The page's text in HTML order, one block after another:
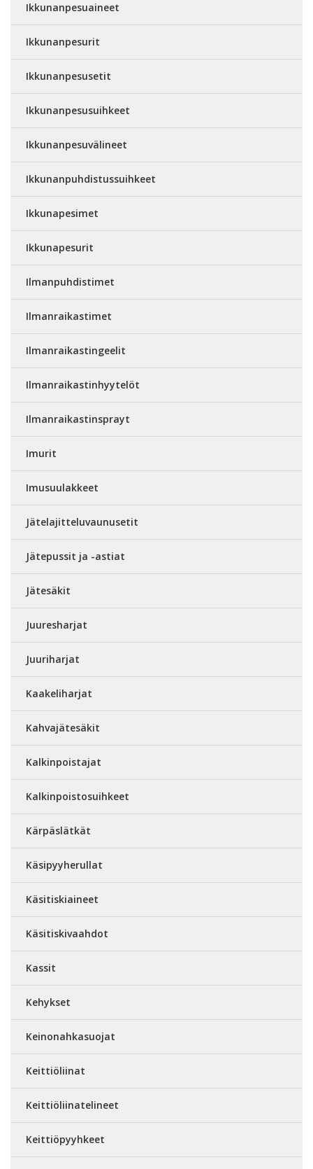
Ikkunanpesuaineet
Ikkunanpesurit
Ikkunanpesusetit
Ikkunanpesusuihkeet
Ikkunanpesuvälineet
Ikkunanpuhdistussuihkeet
Ikkunapesimet
Ikkunapesurit
Ilmanpuhdistimet
Ilmanraikastimet
Ilmanraikastingeelit
Ilmanraikastinhyytelöt
Ilmanraikastinsprayt
Imurit
Imusuulakkeet
Jätelajitteluvaunusetit
Jätepussit ja -astiat
Jätesäkit
Juuresharjat
Juuriharjat
Kaakeliharjat
Kahvajätesäkit
Kalkinpoistajat
Kalkinpoistosuihkeet
Kärpäslätkät
Käsipyyherullat
Käsitiskiaineet
Käsitiskivaahdot
Kassit
Kehykset
Keinonahkasuojat
Keittiöliinat
Keittiöliinatelineet
Keittiöpyyhkeet